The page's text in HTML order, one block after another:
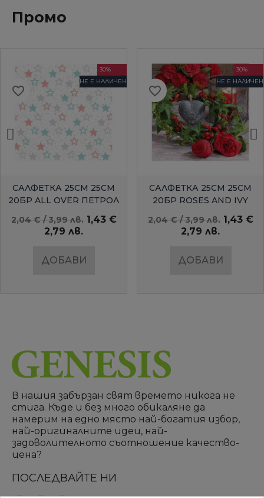
Промо
БЪРЗ ПРЕГЛЕД
-30%
НЕ Е НАЛИЧЕН
САЛФЕТКА 25СМ 25СМ
20БР ALL OVER ПЕТРОЛ
2,04 € / 3,99 лв. 1,43 €
2,79 лв.
ДОБАВИ
favorite_border
БЪРЗ ПРЕГЛЕД
-30%
НЕ Е НАЛИЧЕН
САЛФЕТКА 25СМ 25СМ
20БР ROSES AND IVY
AMBIENTE
2,04 € / 3,99 лв. 1,43 €
2,79 лв.
ДОБАВИ
favorite_border
В нашия забързан свят времето никога не
стига. Къде и без много обикаляне да
намерим на едно място най-богатия избор,
най-оригиналните идеи, най-
задоволителното съотношение качество-
цена?
ПОСЛЕДВАЙТЕ НИ